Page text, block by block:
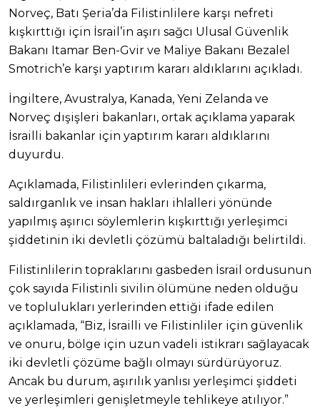
Norveç, Batı Şeria’da Filistinlilere karşı nefreti
kışkırttığı için İsrail’in aşırı sağcı Ulusal Güvenlik
Bakanı Itamar Ben-Gvir ve Maliye Bakanı Bezalel
Smotrich’e karşı yaptırım kararı aldıklarını açıkladı.
İngiltere, Avustralya, Kanada, Yeni Zelanda ve
Norveç dışişleri bakanları, ortak açıklama yaparak
İsrailli bakanlar için yaptırım kararı aldıklarını
duyurdu.
Açıklamada, Filistinlileri evlerinden çıkarma,
saldırganlık ve insan hakları ihlalleri yönünde
yapılmış aşırıcı söylemlerin kışkırttığı yerleşimci
şiddetinin iki devletli çözümü baltaladığı belirtildi.
Filistinlilerin topraklarını gasbeden İsrail ordusunun
çok sayıda Filistinli sivilin ölümüne neden olduğu
ve toplulukları yerlerinden ettiği ifade edilen
açıklamada, “Biz, İsrailli ve Filistinliler için güvenlik
ve onuru, bölge için uzun vadeli istikrarı sağlayacak
iki devletli çözüme bağlı olmayı sürdürüyoruz.
Ancak bu durum, aşırılık yanlısı yerleşimci şiddeti
ve yerleşimleri genişletmeyle tehlikeye atılıyor.”